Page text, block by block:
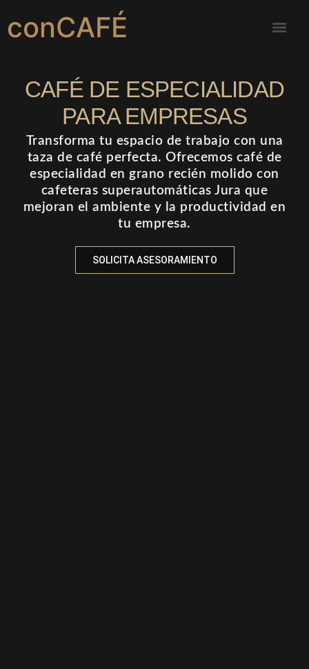
conCAFÉ
CAFÉ DE ESPECIALIDAD
PARA EMPRESAS
Transforma tu espacio de trabajo con una
taza de café perfecta. Ofrecemos café de
especialidad en grano recién molido con
cafeteras superautomáticas Jura que
mejoran el ambiente y la productividad en
tu empresa.
SOLICITA ASESORAMIENTO